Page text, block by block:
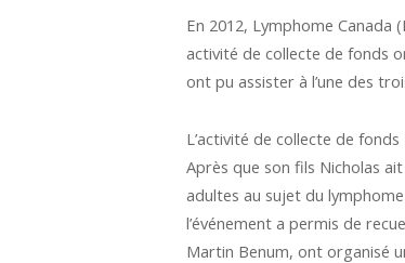
En 2012, Lymphome Canada
activité de collecte de fonds
ont pu assister à l’une des
L’activité de collecte de
Après que son fils Nicholas
adultes au sujet du
l’événement a permis de
Martin Benum, ont organisé